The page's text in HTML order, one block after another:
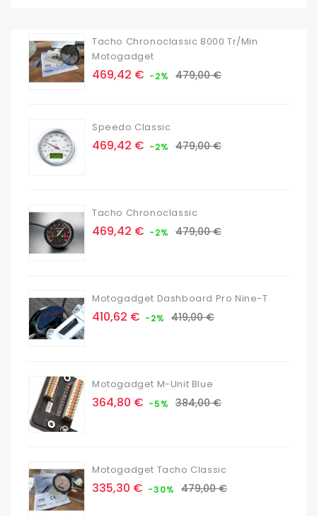
Tacho Chronoclassic 8000 Tr/min
Motogadget
Prix
469,42 € -2% Prix
479,00 €
Speedo Classic
Prix
469,42 € -2% Prix
479,00 €
Tacho Chronoclassic
Prix
469,42 € -2% Prix
479,00 €
Motogadget Dashboard Pro Nine-T
Prix
410,62 € -2% Prix
419,00 €
Motogadget M-Unit Blue
Prix
364,80 € -5% Prix
384,00 €
Motogadget Tacho Classic
Prix
335,30 € -30% Prix
479,00 €